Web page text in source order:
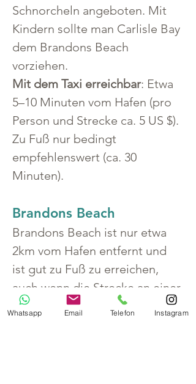
Schnorcheln angeboten. Mit
Kindern sollte man Carlisle Bay
dem Brandons Beach
vorziehen.
Mit dem Taxi erreichbar: Etwa
5–10 Minuten vom Hafen (pro
Person und Strecke ca. 5 US $).
Zu Fuß nur bedingt
empfehlenswert (ca. 30
Minuten).
Brandons Beach
Brandons Beach ist nur etwa
2km vom Hafen entfernt und
ist gut zu Fuß zu erreichen,
auch wenn die Strecke an einer
stark befahrenen Straße
Whatsapp Email Telefon Instagram